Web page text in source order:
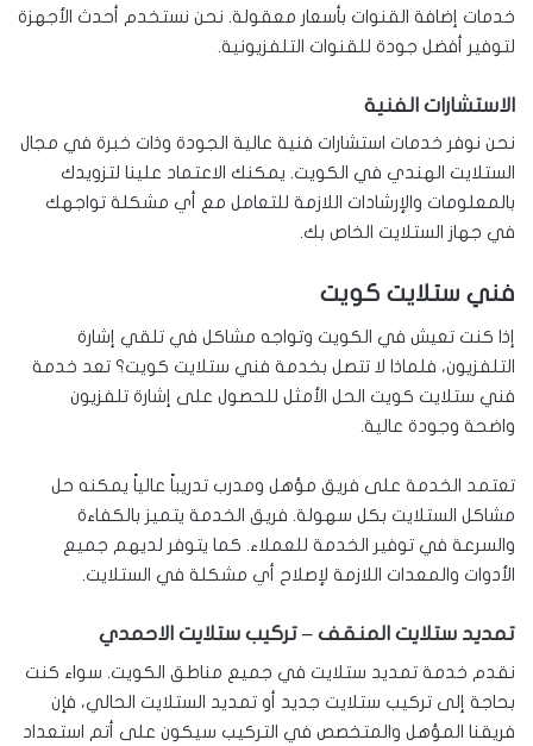
خدمات إضافة القنوات بأسعار معقولة. نحن نستخدم أحدث الأجهزة
لتوفير أفضل جودة للقنوات التلفزيونية.
الاستشارات الفنية
نحن نوفر خدمات استشارات فنية عالية الجودة وذات خبرة في مجال
الستلايت الهندي في الكويت. يمكنك الاعتماد علينا لتزويدك
بالمعلومات والإرشادات اللازمة للتعامل مع أي مشكلة تواجهك
في جهاز الستلايت الخاص بك.
فني ستلايت كويت
إذا كنت تعيش في الكويت وتواجه مشاكل في تلقي إشارة
التلفزيون، فلماذا لا تتصل بخدمة فني ستلايت كويت؟ تعد خدمة
فني ستلايت كويت الحل الأمثل للحصول على إشارة تلفزيون
واضحة وجودة عالية.
تعتمد الخدمة على فريق مؤهل ومدرب تدريباً عالياً يمكنه حل
مشاكل الستلايت بكل سهولة. فريق الخدمة يتميز بالكفاءة
والسرعة في توفير الخدمة للعملاء. كما يتوفر لديهم جميع
الأدوات والمعدات اللازمة لإصلاح أي مشكلة في الستلايت.
تمديد ستلايت المنقف – تركيب ستلايت الاحمدي
نقدم خدمة تمديد ستلايت في جميع مناطق الكويت. سواء كنت
بحاجة إلى تركيب ستلايت جديد أو تمديد الستلايت الحالي، فإن
فريقنا المؤهل والمتخصص في التركيب سيكون على أتم استعداد